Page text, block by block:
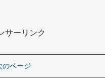
サーリンク
のページ